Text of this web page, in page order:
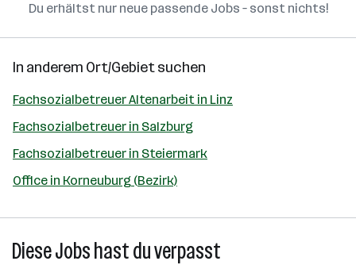
Du erhältst nur neue passende Jobs – sonst nichts!
In anderem Ort/Gebiet suchen
Fachsozialbetreuer Altenarbeit in Linz
Fachsozialbetreuer in Salzburg
Fachsozialbetreuer in Steiermark
Office in Korneuburg (Bezirk)
Diese Jobs hast du verpasst